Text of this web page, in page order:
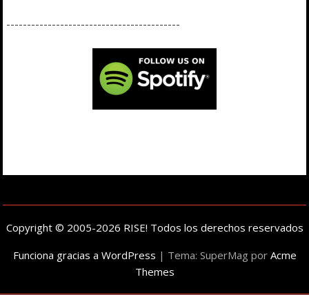
------------------------------------------
Copyright © 2005-2026 RISE! Todos los derechos reservados
Funciona gracias a WordPress | Tema: SuperMag por Acme
Themes